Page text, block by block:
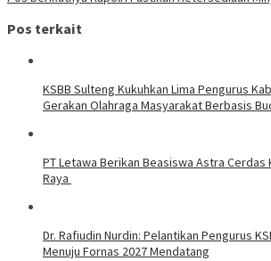
Pos terkait
KSBB Sulteng Kukuhkan Lima Pengurus
Gerakan Olahraga Masyarakat Berbasis
PT Letawa Berikan Beasiswa Astra Cerdas
Raya
Dr. Rafiudin Nurdin: Pelantikan Pengurus
Menuju Fornas 2027 Mendatang